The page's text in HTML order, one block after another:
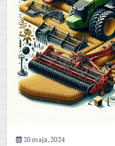
20 maja, 2024